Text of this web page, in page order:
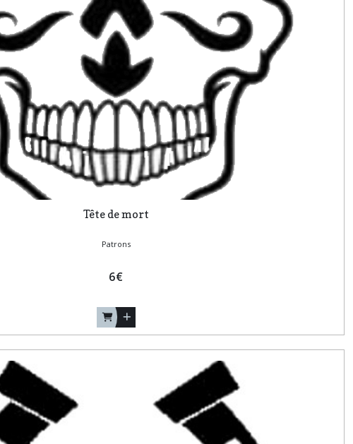
Tête de mort
Patrons
6€